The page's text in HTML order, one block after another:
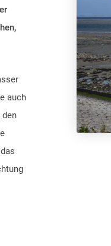
auch
den